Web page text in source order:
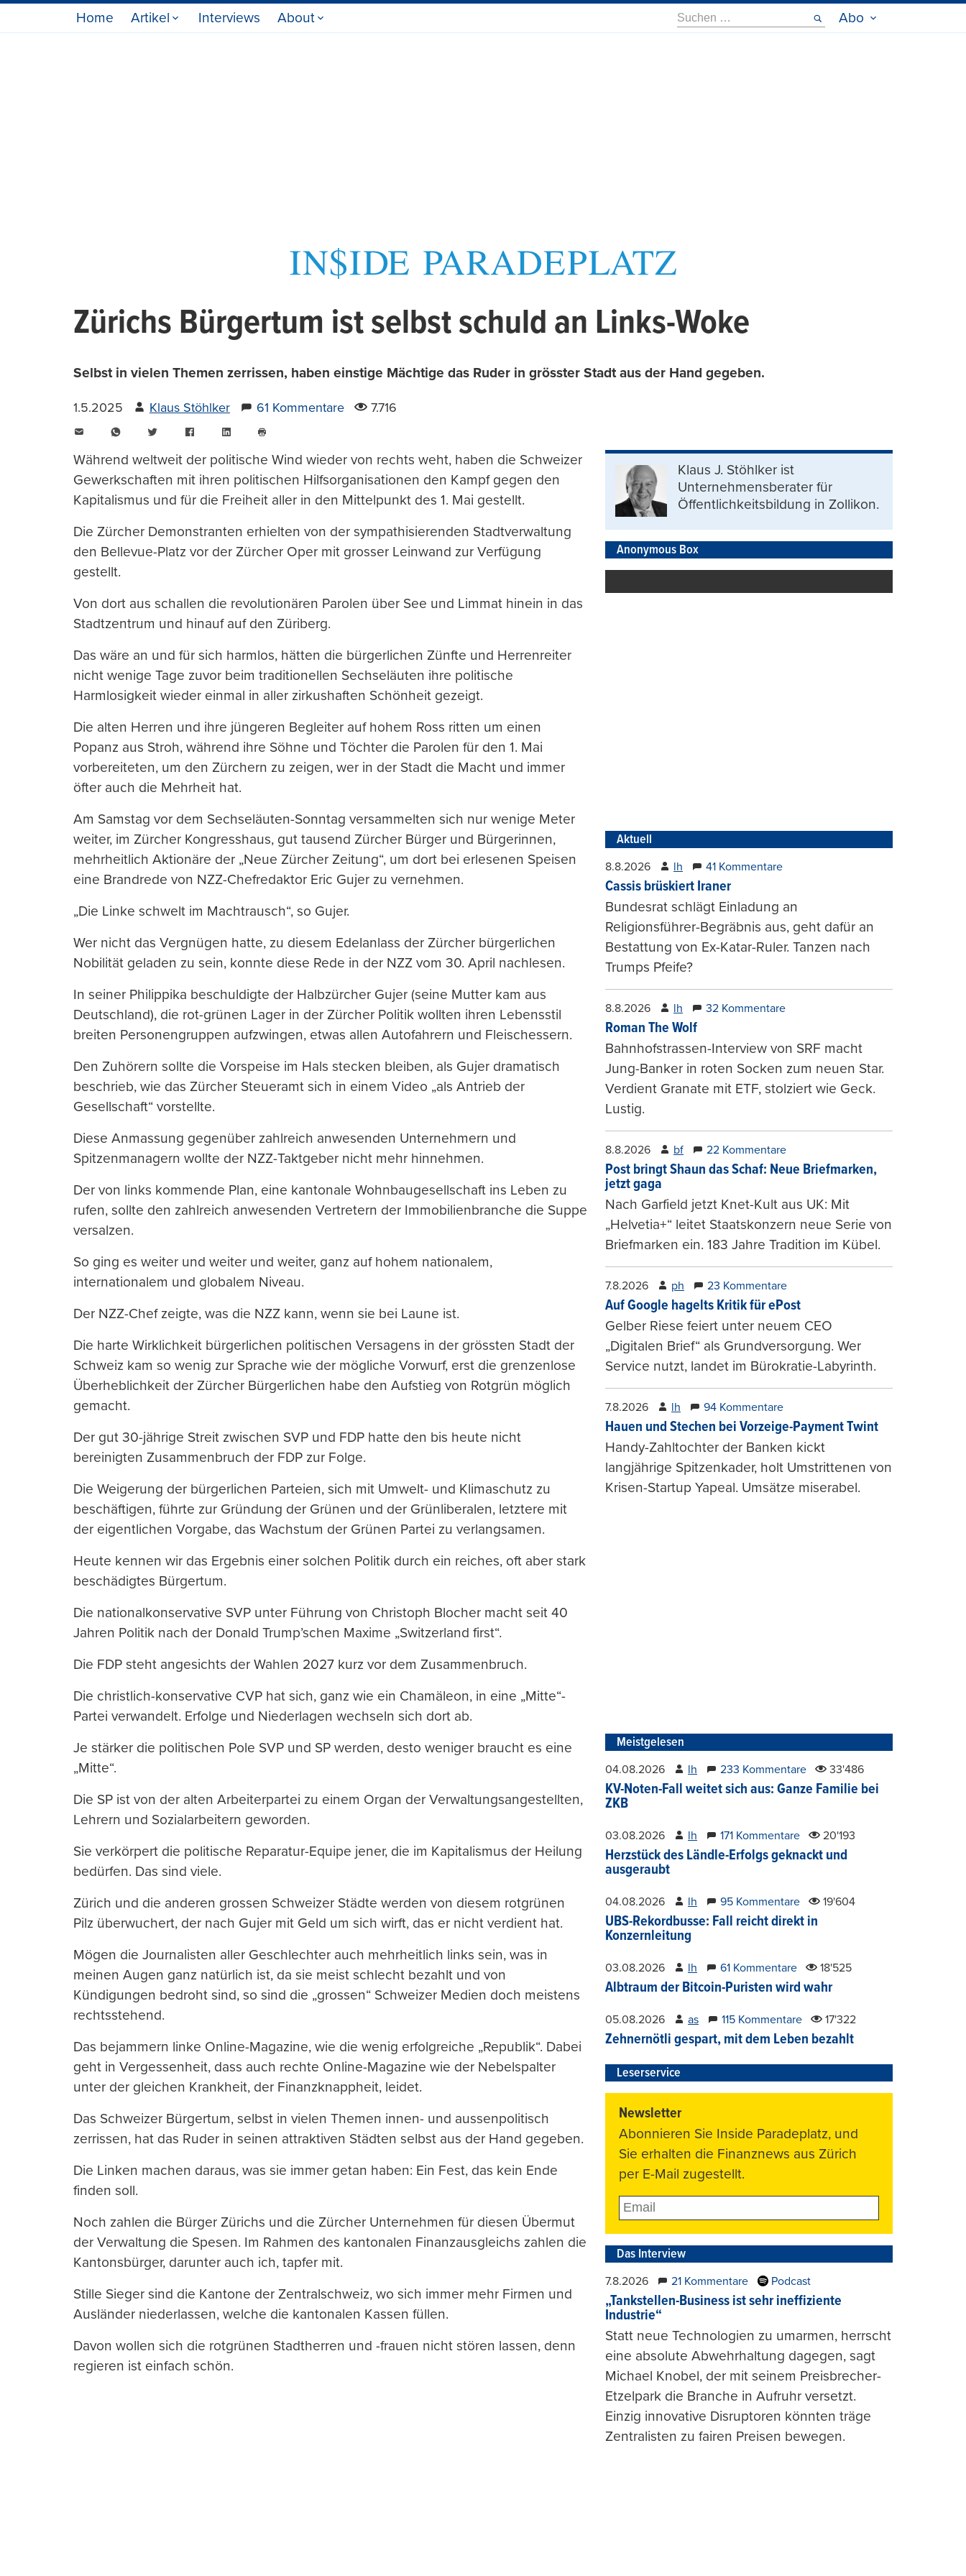
Home Artikel Interviews About
Suche
nach:
Abo
Zürichs Bürgertum ist selbst schuld an Links-Woke
Selbst in vielen Themen zerrissen, haben einstige Mächtige das Ruder in grösster Stadt aus der Hand gegeben.
1.5.2025 Klaus Stöhlker 61 Kommentare 7.716
WhatsAppTwitter FacebookLinkedIn
drucken
Während weltweit der politische Wind wieder von rechts weht, haben die Schweizer
Gewerkschaften mit ihren politischen Hilfsorganisationen den Kampf gegen den
Kapitalismus und für die Freiheit aller in den Mittelpunkt des 1. Mai gestellt.
Die Zürcher Demonstranten erhielten von der sympathisierenden Stadtverwaltung
den Bellevue-Platz vor der Zürcher Oper mit grosser Leinwand zur Verfügung
gestellt.
Von dort aus schallen die revolutionären Parolen über See und Limmat hinein in das
Stadtzentrum und hinauf auf den Züriberg.
Das wäre an und für sich harmlos, hätten die bürgerlichen Zünfte und Herrenreiter
nicht wenige Tage zuvor beim traditionellen Sechseläuten ihre politische
Harmlosigkeit wieder einmal in aller zirkushaften Schönheit gezeigt.
Die alten Herren und ihre jüngeren Begleiter auf hohem Ross ritten um einen
Popanz aus Stroh, während ihre Söhne und Töchter die Parolen für den 1. Mai
vorbereiteten, um den Zürchern zu zeigen, wer in der Stadt die Macht und immer
öfter auch die Mehrheit hat.
Am Samstag vor dem Sechseläuten-Sonntag versammelten sich nur wenige Meter
weiter, im Zürcher Kongresshaus, gut tausend Zürcher Bürger und Bürgerinnen,
mehrheitlich Aktionäre der „Neue Zürcher Zeitung“, um dort bei erlesenen Speisen
eine Brandrede von NZZ-Chefredaktor Eric Gujer zu vernehmen.
„Die Linke schwelt im Machtrausch“, so Gujer.
Wer nicht das Vergnügen hatte, zu diesem Edelanlass der Zürcher bürgerlichen
Nobilität geladen zu sein, konnte diese Rede in der NZZ vom 30. April nachlesen.
In seiner Philippika beschuldigte der Halbzürcher Gujer (seine Mutter kam aus
Deutschland), die rot-grünen Lager in der Zürcher Politik wollten ihren Lebensstil
breiten Personengruppen aufzwingen, etwas allen Autofahrern und Fleischessern.
Den Zuhörern sollte die Vorspeise im Hals stecken bleiben, als Gujer dramatisch
beschrieb, wie das Zürcher Steueramt sich in einem Video „als Antrieb der
Gesellschaft“ vorstellte.
Diese Anmassung gegenüber zahlreich anwesenden Unternehmern und
Spitzenmanagern wollte der NZZ-Taktgeber nicht mehr hinnehmen.
Der von links kommende Plan, eine kantonale Wohnbaugesellschaft ins Leben zu
rufen, sollte den zahlreich anwesenden Vertretern der Immobilienbranche die Suppe
versalzen.
So ging es weiter und weiter und weiter, ganz auf hohem nationalem,
internationalem und globalem Niveau.
Der NZZ-Chef zeigte, was die NZZ kann, wenn sie bei Laune ist.
Die harte Wirklichkeit bürgerlichen politischen Versagens in der grössten Stadt der
Schweiz kam so wenig zur Sprache wie der mögliche Vorwurf, erst die grenzenlose
Überheblichkeit der Zürcher Bürgerlichen habe den Aufstieg von Rotgrün möglich
gemacht.
Der gut 30-jährige Streit zwischen SVP und FDP hatte den bis heute nicht
bereinigten Zusammenbruch der FDP zur Folge.
Die Weigerung der bürgerlichen Parteien, sich mit Umwelt- und Klimaschutz zu
beschäftigen, führte zur Gründung der Grünen und der Grünliberalen, letztere mit
der eigentlichen Vorgabe, das Wachstum der Grünen Partei zu verlangsamen.
Heute kennen wir das Ergebnis einer solchen Politik durch ein reiches, oft aber stark
beschädigtes Bürgertum.
Die nationalkonservative SVP unter Führung von Christoph Blocher macht seit 40
Jahren Politik nach der Donald Trump’schen Maxime „Switzerland first“.
Die FDP steht angesichts der Wahlen 2027 kurz vor dem Zusammenbruch.
Die christlich-konservative CVP hat sich, ganz wie ein Chamäleon, in eine „Mitte“-
Partei verwandelt. Erfolge und Niederlagen wechseln sich dort ab.
Je stärker die politischen Pole SVP und SP werden, desto weniger braucht es eine
„Mitte“.
Die SP ist von der alten Arbeiterpartei zu einem Organ der Verwaltungsangestellten,
Lehrern und Sozialarbeitern geworden.
Sie verkörpert die politische Reparatur-Equipe jener, die im Kapitalismus der Heilung
bedürfen. Das sind viele.
Zürich und die anderen grossen Schweizer Städte werden von diesem rotgrünen
Pilz überwuchert, der nach Gujer mit Geld um sich wirft, das er nicht verdient hat.
Mögen die Journalisten aller Geschlechter auch mehrheitlich links sein, was in
meinen Augen ganz natürlich ist, da sie meist schlecht bezahlt und von
Kündigungen bedroht sind, so sind die „grossen“ Schweizer Medien doch meistens
rechtsstehend.
Das bejammern linke Online-Magazine, wie die wenig erfolgreiche „Republik“. Dabei
geht in Vergessenheit, dass auch rechte Online-Magazine wie der Nebelspalter
unter der gleichen Krankheit, der Finanzknappheit, leidet.
Das Schweizer Bürgertum, selbst in vielen Themen innen- und aussenpolitisch
zerrissen, hat das Ruder in seinen attraktiven Städten selbst aus der Hand gegeben.
Die Linken machen daraus, was sie immer getan haben: Ein Fest, das kein Ende
finden soll.
Noch zahlen die Bürger Zürichs und die Zürcher Unternehmen für diesen Übermut
der Verwaltung die Spesen. Im Rahmen des kantonalen Finanzausgleichs zahlen die
Kantonsbürger, darunter auch ich, tapfer mit.
Stille Sieger sind die Kantone der Zentralschweiz, wo sich immer mehr Firmen und
Ausländer niederlassen, welche die kantonalen Kassen füllen.
Davon wollen sich die rotgrünen Stadtherren und -frauen nicht stören lassen, denn
regieren ist einfach schön.
Klaus J. Stöhlker ist
Unternehmens­berater für
Öffentlichkeits­bildung in Zollikon.
Anonymous Box
Aktuell
8.8.2026 lh 41 Kommentare
Cassis brüskiert Iraner
Bundesrat schlägt Einladung an
Religionsführer-Begräbnis aus, geht dafür an
Bestattung von Ex-Katar-Ruler. Tanzen nach
Trumps Pfeife?
8.8.2026 lh 32 Kommentare
Roman The Wolf
Bahnhofstrassen-Interview von SRF macht
Jung-Banker in roten Socken zum neuen Star.
Verdient Granate mit ETF, stolziert wie Geck.
Lustig.
8.8.2026 bf 22 Kommentare
Post bringt Shaun das Schaf: Neue Briefmarken,
jetzt gaga
Nach Garfield jetzt Knet-Kult aus UK: Mit
„Helvetia+“ leitet Staatskonzern neue Serie von
Briefmarken ein. 183 Jahre Tradition im Kübel.
7.8.2026 ph 23 Kommentare
Auf Google hagelts Kritik für ePost
Gelber Riese feiert unter neuem CEO
„Digitalen Brief“ als Grundversorgung. Wer
Service nutzt, landet im Bürokratie-Labyrinth.
7.8.2026 lh 94 Kommentare
Hauen und Stechen bei Vorzeige-Payment Twint
Handy-Zahltochter der Banken kickt
langjährige Spitzenkader, holt Umstrittenen von
Krisen-Startup Yapeal. Umsätze miserabel.
Meistgelesen
04.08.2026 lh 233 Kommentare 33'486
KV-Noten-Fall weitet sich aus: Ganze Familie bei
ZKB
03.08.2026 lh 171 Kommentare 20'193
Herzstück des Ländle-Erfolgs geknackt und
ausgeraubt
04.08.2026 lh 95 Kommentare 19'604
UBS-Rekordbusse: Fall reicht direkt in
Konzernleitung
03.08.2026 lh 61 Kommentare 18'525
Albtraum der Bitcoin-Puristen wird wahr
05.08.2026 as 115 Kommentare 17'322
Zehnernötli gespart, mit dem Leben bezahlt
Leserservice
Newsletter
Abonnieren Sie Inside Paradeplatz, und
Sie erhalten die Finanznews aus Zürich
per E-Mail zugestellt.
Das Interview
7.8.2026 21 Kommentare Podcast
„Tankstellen-Business ist sehr ineffiziente
Industrie“
Statt neue Technologien zu umarmen, herrscht
eine absolute Abwehrhaltung dagegen, sagt
Michael Knobel, der mit seinem Preisbrecher-
Etzelpark die Branche in Aufruhr versetzt.
Einzig innovative Disruptoren könnten träge
Zentralisten zu fairen Preisen bewegen.